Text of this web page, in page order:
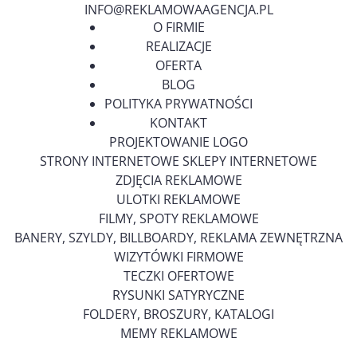
INFO@REKLAMOWAAGENCJA.PL
O FIRMIE
REALIZACJE
OFERTA
BLOG
POLITYKA PRYWATNOŚCI
KONTAKT
PROJEKTOWANIE LOGO
STRONY INTERNETOWE SKLEPY INTERNETOWE
ZDJĘCIA REKLAMOWE
ULOTKI REKLAMOWE
FILMY, SPOTY REKLAMOWE
BANERY, SZYLDY, BILLBOARDY, REKLAMA ZEWNĘTRZNA
WIZYTÓWKI FIRMOWE
TECZKI OFERTOWE
RYSUNKI SATYRYCZNE
FOLDERY, BROSZURY, KATALOGI
MEMY REKLAMOWE